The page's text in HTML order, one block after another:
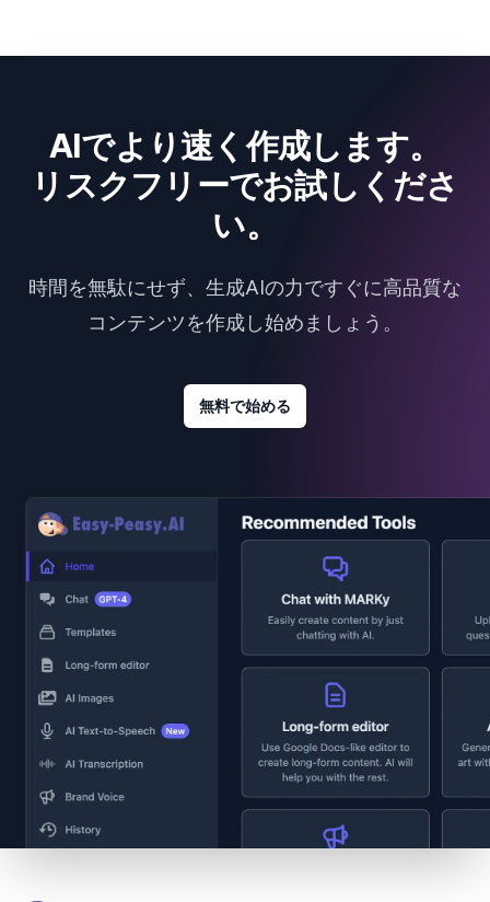
AIでより速く作成します。
リスクフリーでお試しくださ
い。
時間を無駄にせず、生成AIの力ですぐに高品質な
コンテンツを作成し始めましょう。
無料で始める